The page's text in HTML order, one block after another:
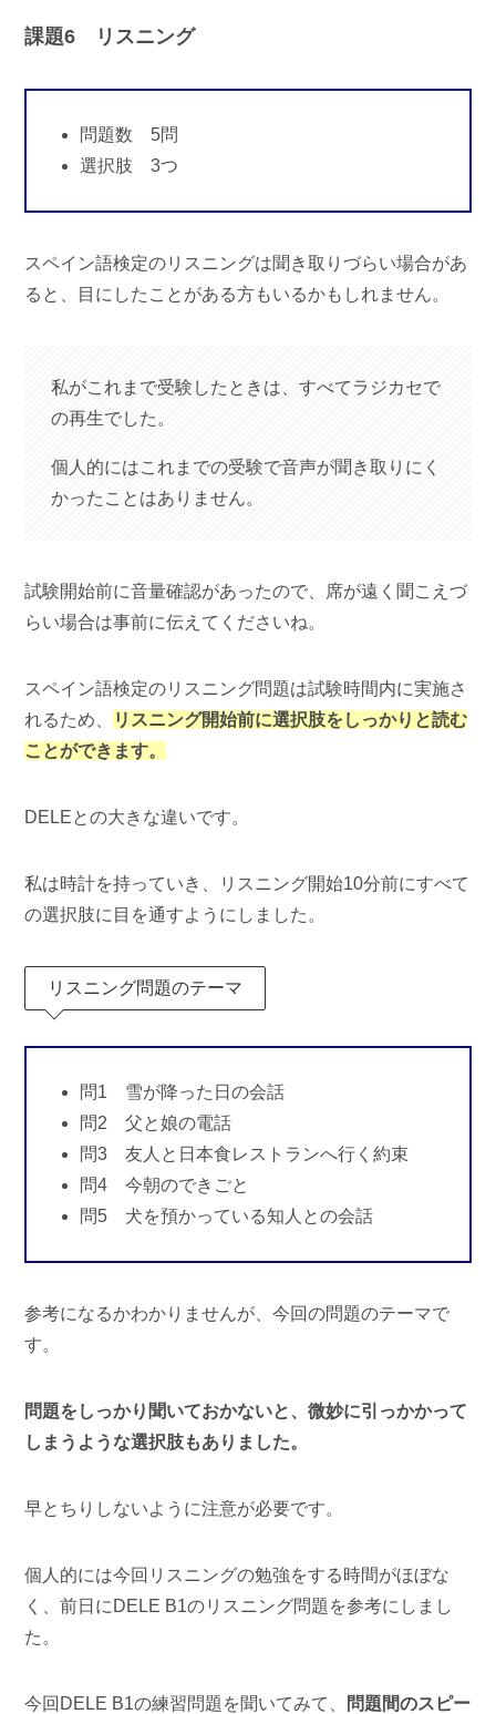
課題6 リスニング
問題数 5問
選択肢 3つ
スペイン語検定のリスニングは聞き取りづらい場合があ
ると、目にしたことがある方もいるかもしれません。
私がこれまで受験したときは、すべてラジカセで
の再生でした。
個人的にはこれまでの受験で音声が聞き取りにく
かったことはありません。
試験開始前に音量確認があったので、席が遠く聞こえづ
らい場合は事前に伝えてくださいね。
スペイン語検定のリスニング問題は試験時間内に実施さ
れるため、
リスニング開始前に選択肢をしっかりと読む
ことができます。
DELEとの大きな違いです。
私は時計を持っていき、リスニング開始10分前にすべて
の選択肢に目を通すようにしました。
リスニング問題のテーマ
問1 雪が降った日の会話
問2 父と娘の電話
問3 友人と日本食レストランへ行く約束
問4 今朝のできごと
問5 犬を預かっている知人との会話
参考になるかわかりませんが、今回の問題のテーマで
す。
問題をしっかり聞いておかないと、微妙に引っかかって
しまうような選択肢もありました。
早とちりしないように注意が必要です。
個人的には今回リスニングの勉強をする時間がほぼな
く、前日にDELE B1のリスニング問題を参考にしまし
た。
今回DELE B1の練習問題を聞いてみて、 問題間のスピー